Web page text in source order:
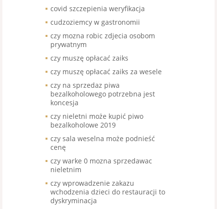
covid szczepienia weryfikacja
cudzoziemcy w gastronomii
czy mozna robic zdjecia osobom
prywatnym
czy muszę opłacać zaiks
czy muszę opłacać zaiks za wesele
czy na sprzedaz piwa
bezalkoholowego potrzebna jest
koncesja
czy nieletni może kupić piwo
bezalkoholowe 2019
czy sala weselna może podnieść
cenę
czy warke 0 mozna sprzedawac
nieletnim
czy wprowadzenie zakazu
wchodzenia dzieci do restauracji to
dyskryminacja